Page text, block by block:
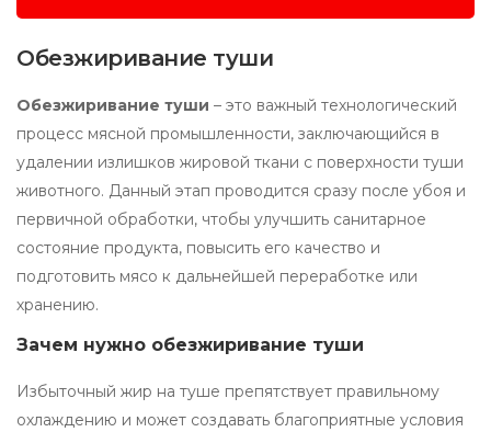
Обезжиривание туши
Обезжиривание туши – это важный технологический
процесс мясной промышленности, заключающийся в
удалении излишков жировой ткани с поверхности туши
животного. Данный этап проводится сразу после убоя и
первичной обработки, чтобы улучшить санитарное
состояние продукта, повысить его качество и
подготовить мясо к дальнейшей переработке или
хранению.
Зачем нужно обезжиривание туши
Избыточный жир на туше препятствует правильному
охлаждению и может создавать благоприятные условия